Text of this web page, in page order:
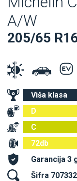
A/W
205/65
Viša klasa
D
C
72db
Garancija 3
Šifra 707332